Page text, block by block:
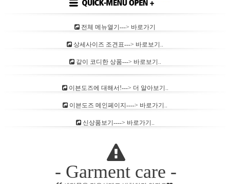
전체 메뉴열기---> 바로가기
상세사이즈 조견표---> 바로보기..
같이 코디한 상품---> 바로보기..
이븐도즈에 대해서!---> 더 알아보기..
이븐도즈 메인페이지----> 바로가기..
신상품보기----> 바로가기..
- Garment care -